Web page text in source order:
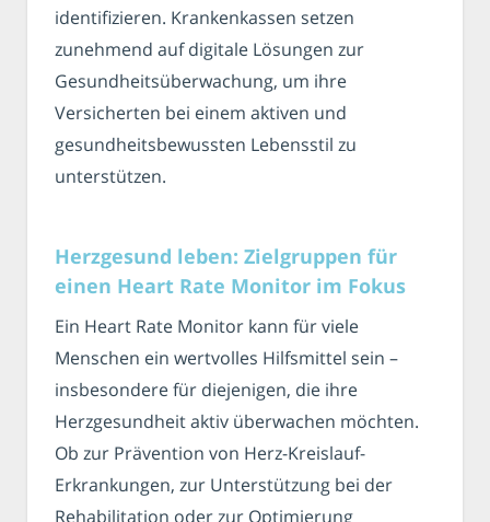
identifizieren. Krankenkassen setzen
zunehmend auf digitale Lösungen zur
Gesundheitsüberwachung, um ihre
Versicherten bei einem aktiven und
gesundheitsbewussten Lebensstil zu
unterstützen.
Herzgesund leben: Zielgruppen für
einen Heart Rate Monitor im Fokus
Ein Heart Rate Monitor kann für viele
Menschen ein wertvolles Hilfsmittel sein –
insbesondere für diejenigen, die ihre
Herzgesundheit aktiv überwachen möchten.
Ob zur Prävention von Herz-Kreislauf-
Erkrankungen, zur Unterstützung bei der
Rehabilitation oder zur Optimierung